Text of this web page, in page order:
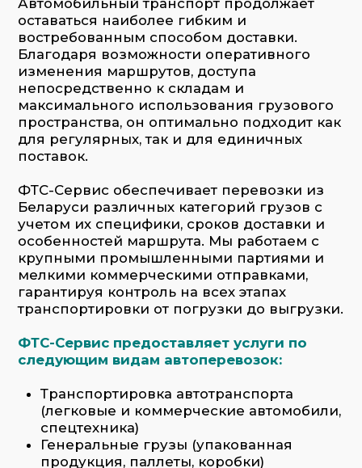
Беларуси различных категорий грузов с
учетом их специфики, сроков доставки и
особенностей маршрута. Мы работаем с
крупными промышленными партиями и
мелкими коммерческими отправками,
гарантируя контроль на всех этапах
транспортировки от погрузки до выгрузки.
ФТС-Сервис предоставляет услуги по
Транспортировка автотранспорта
(легковые и коммерческие автомобили,
спецтехника)
продукция, паллеты, коробки)
Негабаритные и тяжеловесные грузы
(промышленное оборудование,
строительная техника)
Грузы, требующие температурного
режима (продукты питания,
медикаменты)
Сборные грузы (доставка малых партий
Перевозка опасных грузов (в
соответствии с нормами ADR)